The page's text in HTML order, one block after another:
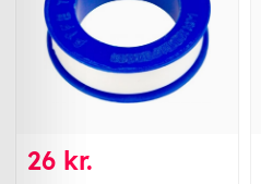
26 kr.